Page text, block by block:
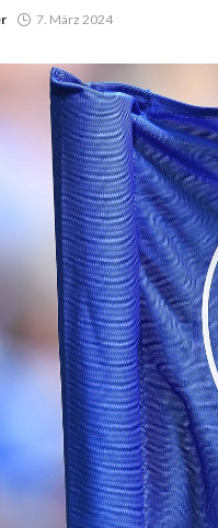
7. März 2024